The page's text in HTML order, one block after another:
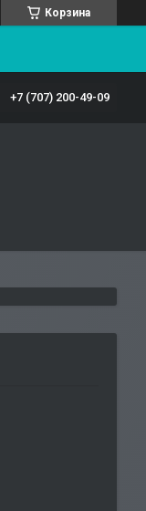
Корзина
+7 (707) 200-49-09